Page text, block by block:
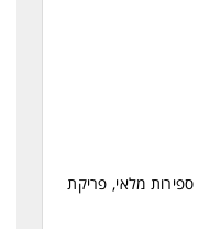
מלאי, פריקת